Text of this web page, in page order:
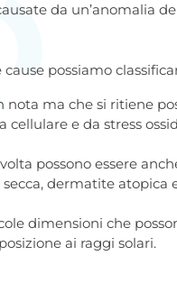
da un’anomalia
possiamo
nota ma che si ritiene
e da stress
possono essere
dermatite atopica
dimensioni che
ai raggi solari.